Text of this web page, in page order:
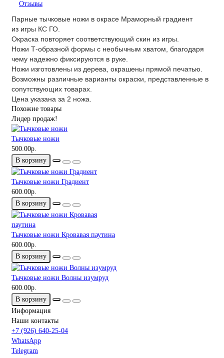
Отзывы
Парные тычковые ножи в окрасе Мраморный градиент
из игры КС ГО.
Окраска повторяет соответствующий скин из игры.
Ножи Т-образной формы с необычным хватом, благодаря
чему надежно фиксируются в руке.
Ножи изготовлены из дерева, окрашены прямой печатью.
Возможны различные варианты окраски, представленные в
сопутствующих товарах.
Цена указана за 2 ножа.
Похожие товары
Лидер продаж!
Тычковые ножи
500.00р.
В корзину
Тычковые ножи Градиент
600.00р.
В корзину
Тычковые ножи Кровавая паутина
600.00р.
В корзину
Тычковые ножи Волны изумруд
600.00р.
В корзину
Информация
Наши контакты
+7 (926) 640-25-04
WhatsApp
Telegram